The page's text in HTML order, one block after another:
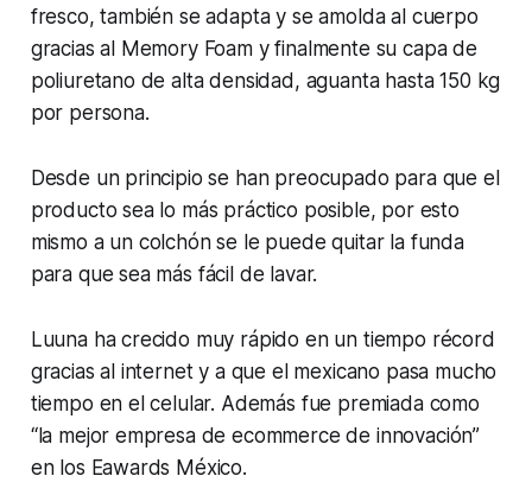
fresco, también se adapta y se amolda al cuerpo
gracias al Memory Foam y finalmente su capa de
poliuretano de alta densidad, aguanta hasta 150 kg
por persona.
Desde un principio se han preocupado para que el
producto sea lo más práctico posible, por esto
mismo a un colchón se le puede quitar la funda
para que sea más fácil de lavar.
Luuna ha crecido muy rápido en un tiempo récord
gracias al internet y a que el mexicano pasa mucho
tiempo en el celular. Además fue premiada como
“la mejor empresa de ecommerce de innovación”
en los Eawards México.